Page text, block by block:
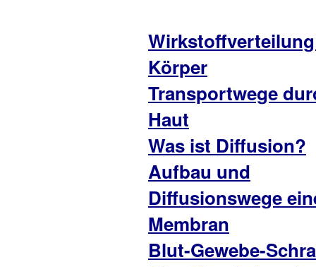
Körper
Transportwege
Haut
Was ist Diffusion?
Aufbau und
Diffusionswege
Membran
Blut-Gewebe-